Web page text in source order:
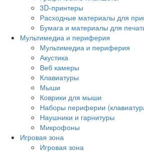
3D-принтеры
Расходные материалы для
Бумага и материалы для
Мультимедиа и периферия
Мультимедиа и периферия
Акустика
Веб камеры
Клавиатуры
Мыши
Коврики для мыши
Наборы периферии
Наушники и гарнитуры
Микрофоны
Игровая зона
Игровая зона